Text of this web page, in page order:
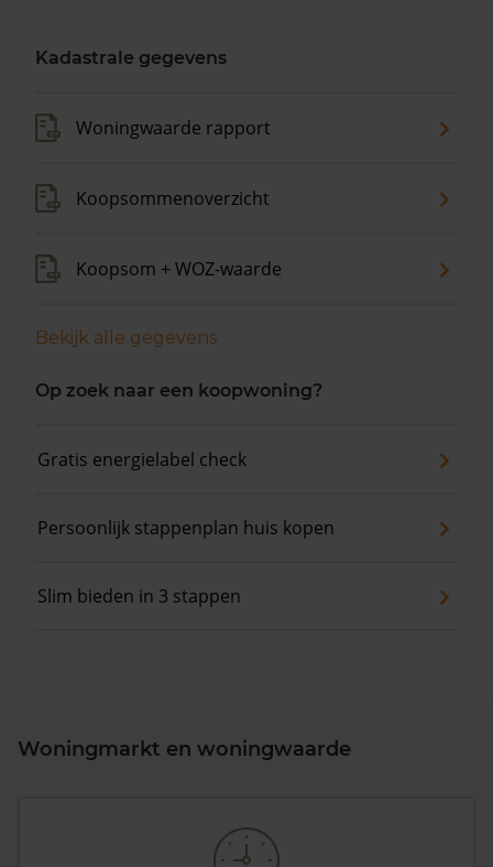
Kadastrale gegevens
Woningwaarde rapport
Koopsommenoverzicht
Koopsom + WOZ-waarde
Bekijk alle gegevens
Op zoek naar een koopwoning?
Gratis energielabel check
Persoonlijk stappenplan huis kopen
Slim bieden in 3 stappen
Woningmarkt en woningwaarde